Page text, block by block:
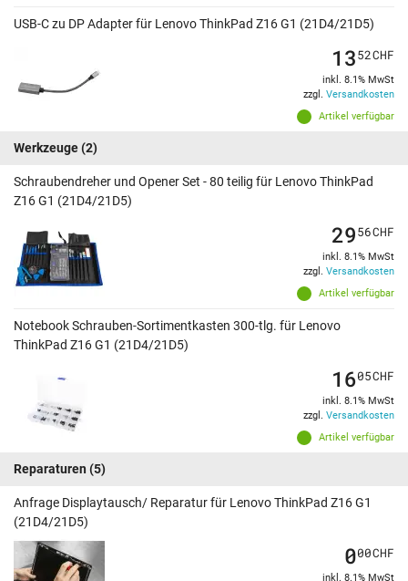
USB-C zu DP Adapter für Lenovo ThinkPad Z16 G1 (21D4/21D5)
Artikel verfügbar
1352CHF
inkl. 8.1% MwSt
zzgl. Versandkosten
Werkzeuge(2)
Schraubendreher und Opener Set - 80 teilig für Lenovo ThinkPad
Z16 G1 (21D4/21D5)
Artikel verfügbar
2956CHF
inkl. 8.1% MwSt
zzgl. Versandkosten
Notebook Schrauben-Sortimentkasten 300-tlg. für Lenovo
ThinkPad Z16 G1 (21D4/21D5)
Artikel verfügbar
1605CHF
inkl. 8.1% MwSt
zzgl. Versandkosten
Reparaturen (5)
Anfrage Displaytausch/ Reparatur für Lenovo ThinkPad Z16 G1
(21D4/21D5)
000CHF
inkl. 8.1% MwSt